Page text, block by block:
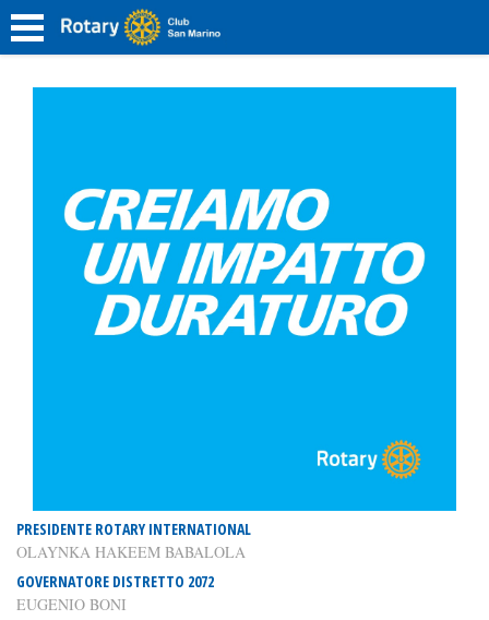
PRESIDENTE ROTARY INTERNATIONAL
OLAYNKA HAKEEM BABALOLA
GOVERNATORE DISTRETTO 2072
EUGENIO BONI